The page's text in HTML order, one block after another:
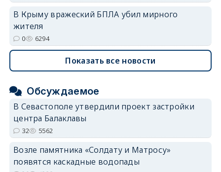
В Крыму вражеский БПЛА убил мирного
жителя
0 6294
Показать все новости
Обсуждаемое
В Севастополе утвердили проект застройки
центра Балаклавы
32 5562
Возле памятника «Солдату и Матросу»
появятся каскадные водопады